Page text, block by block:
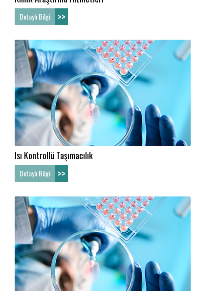
Detaylı Bilgi >>
Isı Kontrollü Taşımacılık
Detaylı Bilgi >>